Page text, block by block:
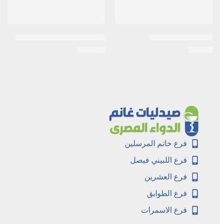
فرع خاتم المرسلين
فرع اللبيني فيصل
فرع العشرين
فرع الطوابق
فرع الاسمرات